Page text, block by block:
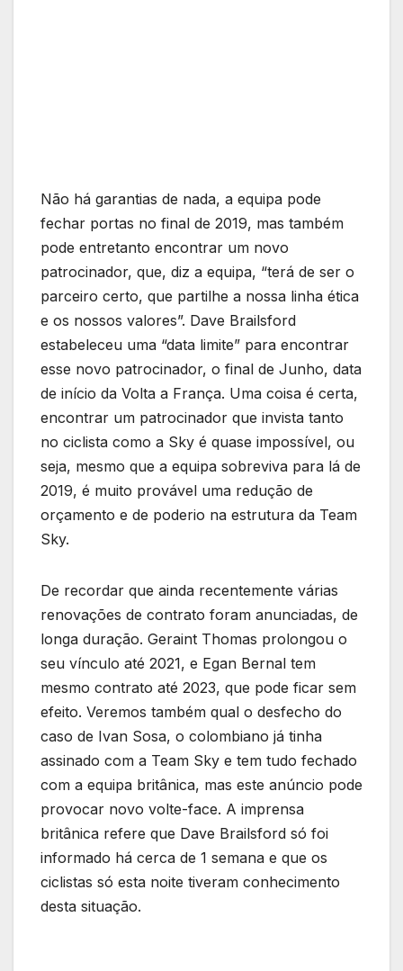
Não há garantias de nada, a equipa pode
fechar portas no final de 2019, mas também
pode entretanto encontrar um novo
patrocinador, que, diz a equipa, “terá de ser o
parceiro certo, que partilhe a nossa linha ética
e os nossos valores”. Dave Brailsford
estabeleceu uma “data limite” para encontrar
esse novo patrocinador, o final de Junho, data
de início da Volta a França. Uma coisa é certa,
encontrar um patrocinador que invista tanto
no ciclista como a Sky é quase impossível, ou
seja, mesmo que a equipa sobreviva para lá de
2019, é muito provável uma redução de
orçamento e de poderio na estrutura da Team
Sky.
De recordar que ainda recentemente várias
renovações de contrato foram anunciadas, de
longa duração. Geraint Thomas prolongou o
seu vínculo até 2021, e Egan Bernal tem
mesmo contrato até 2023, que pode ficar sem
efeito. Veremos também qual o desfecho do
caso de Ivan Sosa, o colombiano já tinha
assinado com a Team Sky e tem tudo fechado
com a equipa britânica, mas este anúncio pode
provocar novo volte-face. A imprensa
britânica refere que Dave Brailsford só foi
informado há cerca de 1 semana e que os
ciclistas só esta noite tiveram conhecimento
desta situação.